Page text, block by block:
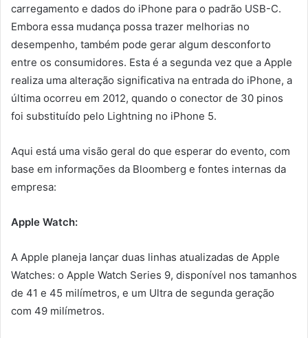
carregamento e dados do iPhone para o padrão USB-C.
Embora essa mudança possa trazer melhorias no
desempenho, também pode gerar algum desconforto
entre os consumidores. Esta é a segunda vez que a Apple
realiza uma alteração significativa na entrada do iPhone, a
última ocorreu em 2012, quando o conector de 30 pinos
foi substituído pelo Lightning no iPhone 5.
Aqui está uma visão geral do que esperar do evento, com
base em informações da Bloomberg e fontes internas da
empresa:
Apple Watch:
A Apple planeja lançar duas linhas atualizadas de Apple
Watches: o Apple Watch Series 9, disponível nos tamanhos
de 41 e 45 milímetros, e um Ultra de segunda geração
com 49 milímetros.